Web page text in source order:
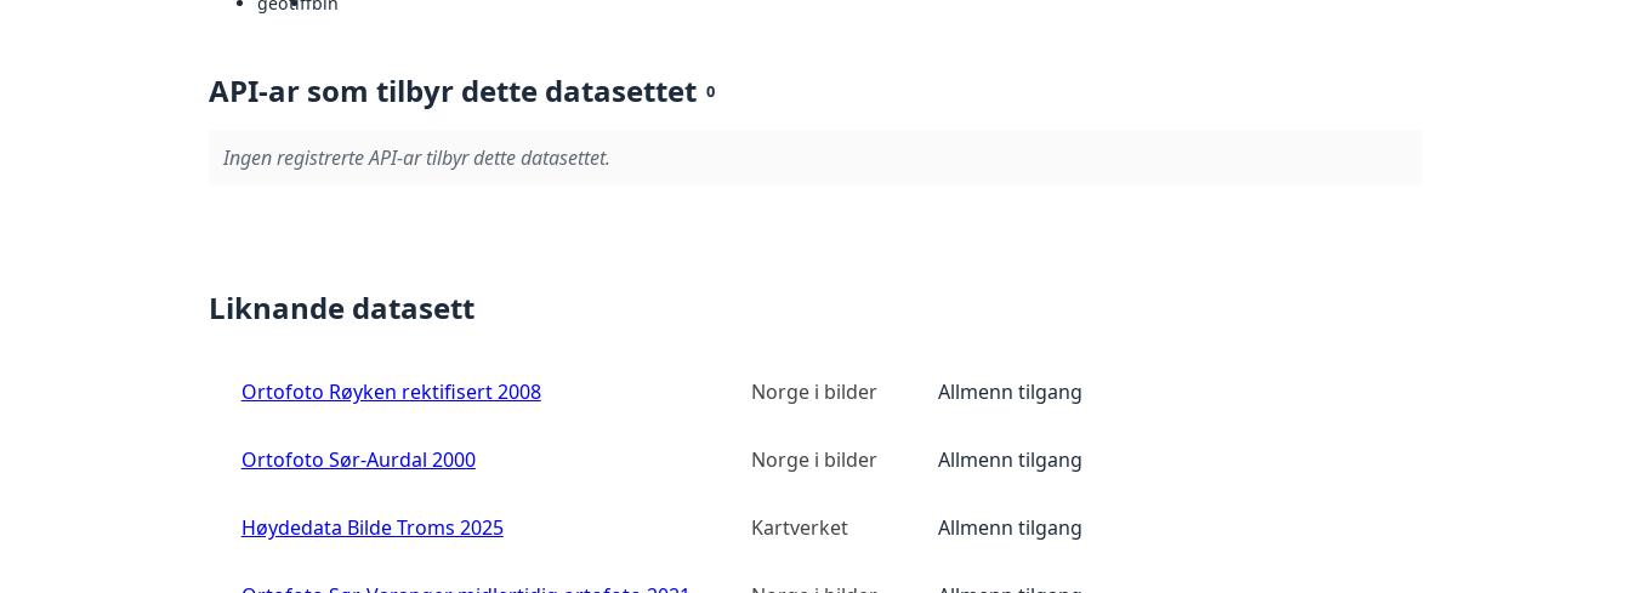
API-ar som tilbyr dette datasettet 0
Ingen registrerte API-ar tilbyr dette datasettet.
Liknande datasett
Ortofoto Røyken rektifisert 2008 Norge i bilder Allmenn tilgang
Ortofoto Sør-Aurdal 2000 Norge i bilder Allmenn tilgang
Høydedata Bilde Troms 2025 Kartverket Allmenn tilgang